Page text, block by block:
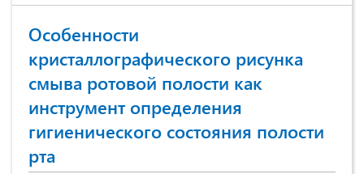
Особенности
кристаллографического рисунка
смыва ротовой полости как
инструмент определения
гигиенического состояния полости
рта